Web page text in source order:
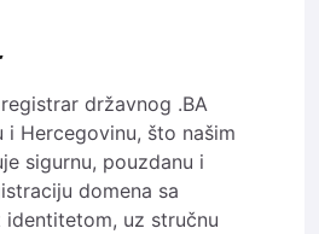
državnog .BA
i Hercegovinu, što našim
sigurnu, pouzdanu i
domena sa
uz stručnu